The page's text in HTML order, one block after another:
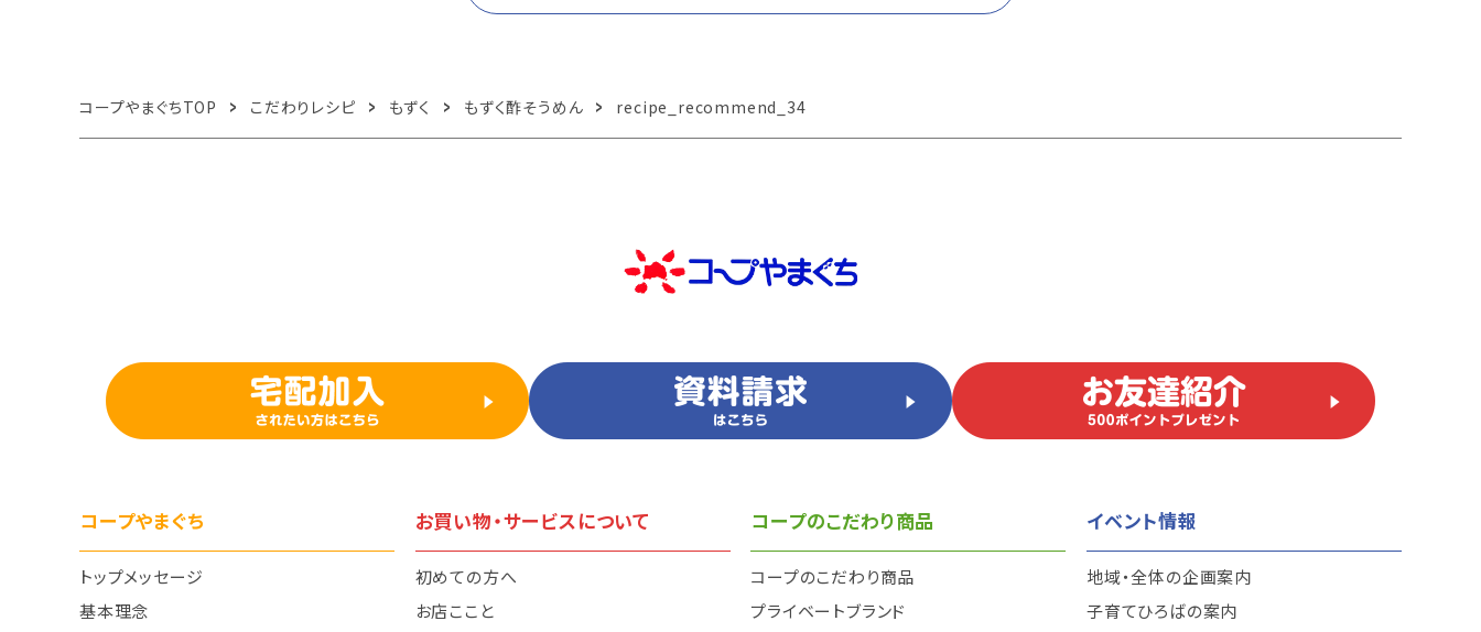
コープやまぐちTOP こだわりレシピ もずく もずく酢そうめん recipe_recommend_34
コープやまぐち
トップメッセージ
基本理念
お買い物・サービスについて
初めての方へ
お店ここと
コープのこだわり商品
コープのこだわり商品
プライベートブランド
イベント情報
地域・全体の企画案内
子育てひろばの案内